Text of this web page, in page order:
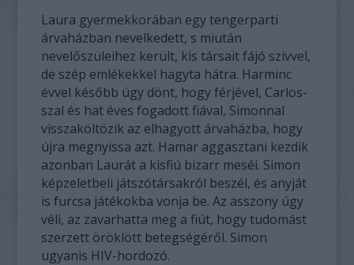
Laura gyermekkorában egy tengerparti
árvaházban nevelkedett, s miután
nevelőszüleihez került, kis társait fájó szívvel,
de szép emlékekkel hagyta hátra. Harminc
évvel később úgy dönt, hogy férjével, Carlos-
szal és hat éves fogadott fiával, Simonnal
visszaköltözik az elhagyott árvaházba, hogy
újra megnyissa azt. Hamar aggasztani kezdik
azonban Laurát a kisfiú bizarr meséi. Simon
képzeletbeli játszótársakról beszél, és anyját
is furcsa játékokba vonja be. Az asszony úgy
véli, az zavarhatta meg a fiút, hogy tudomást
szerzett öröklött betegségéről. Simon
ugyanis HIV-hordozó.